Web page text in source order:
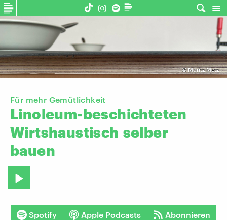
©Moritz Metz
Für mehr Gemütlichkeit
Linoleum-beschichteten
Wirtshaustisch selber
bauen
Spotify Apple Podcasts Abonnieren